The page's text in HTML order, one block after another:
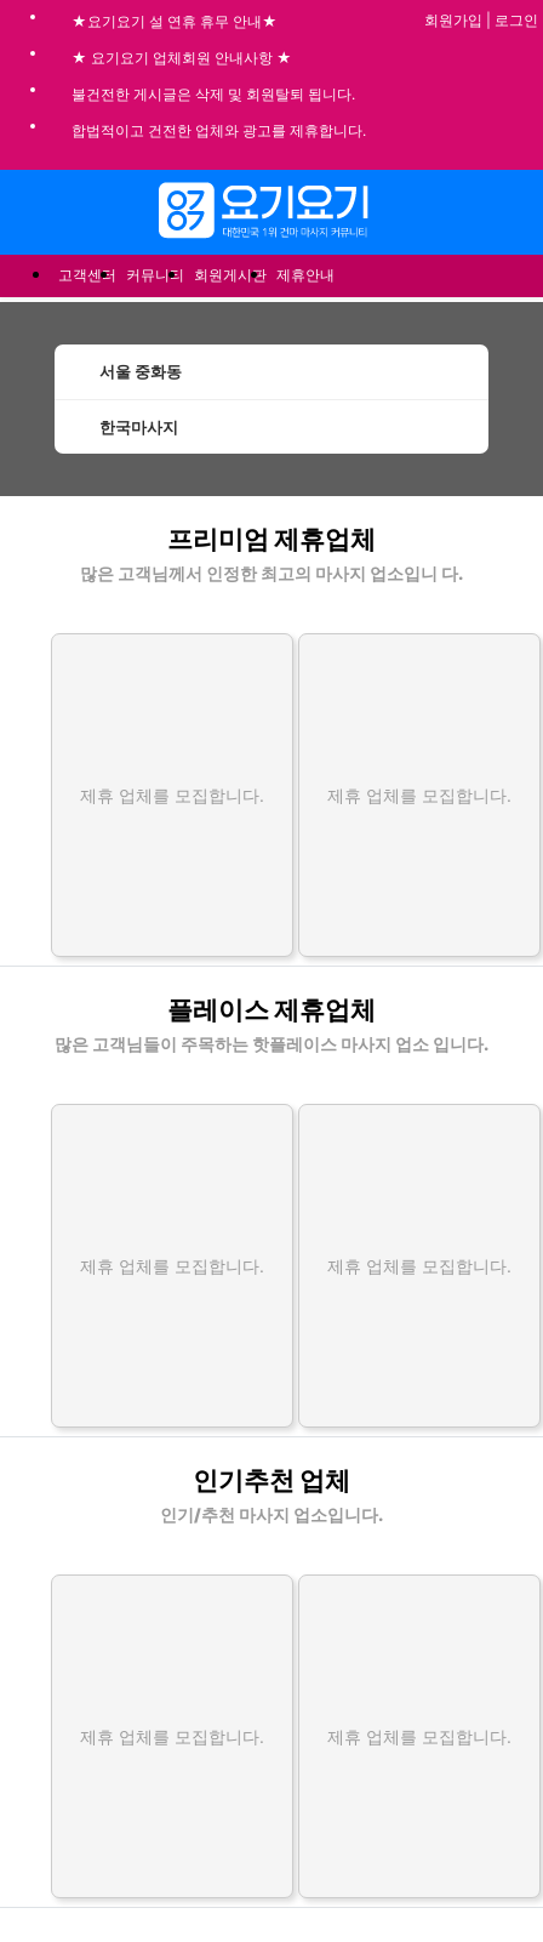
★요기요기 설 연휴 휴무 안내★
★ 요기요기 업체회원 안내사항 ★
불건전한 게시글은 삭제 및 회원탈퇴 됩니다.
합법적이고 건전한 업체와 광고를 제휴합니다.
회원가입 로그인
고객센터 커뮤니티 회원게시판 제휴안내
서울 중화동
한국마사지
프리미엄 제휴업체
많은 고객님께서 인정한 최고의 마사지 업소입니 다.
제휴 업체를 모집합니다. 제휴 업체를 모집합니다.
플레이스 제휴업체
많은 고객님들이 주목하는 핫플레이스 마사지 업소 입니다.
제휴 업체를 모집합니다. 제휴 업체를 모집합니다.
인기추천 업체
인기/추천 마사지 업소입니다.
제휴 업체를 모집합니다. 제휴 업체를 모집합니다.